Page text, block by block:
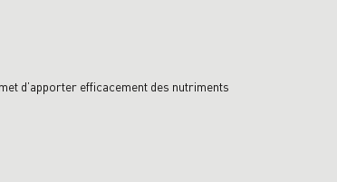
d’apporter efficacement des nutriments